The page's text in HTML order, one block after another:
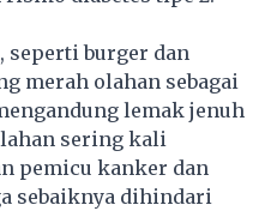
seperti burger dan
merah olahan sebagai
lemak jenuh
sering kali
pemicu kanker dan
sebaiknya dihindari